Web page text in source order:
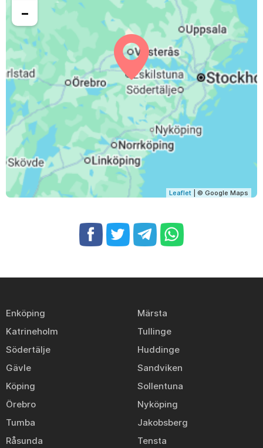
−
Leaflet | © Google Maps
Enköping
Märsta
Katrineholm
Tullinge
Södertälje
Huddinge
Gävle
Sandviken
Köping
Sollentuna
Örebro
Nyköping
Tumba
Jakobsberg
Råsunda
Tensta